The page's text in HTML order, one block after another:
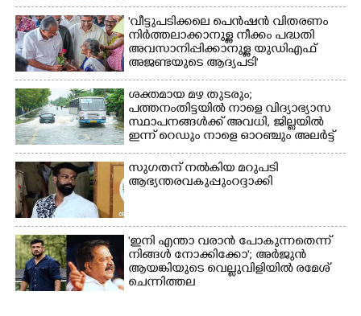
'വീട്ടുപടിക്കലെ പെൻഷൻ വിതരണം
നിർത്തലാക്കാനുള്ള നീക്കം പദ്ധതി
അവസാനിപ്പിക്കാനുള്ള യുഡിഎഫ്
അജണ്ടയുടെ ആദ്യപടി'
ശക്തമായ മഴ തുടരും;
പത്തനംതിട്ടയിൽ നാളെ വിദ്യാഭ്യാസ
സ്ഥാപനങ്ങൾക്ക് അവധി,​ ജില്ലയിൽ
ഇന്ന് റെ‌ഡും നാളെ ഓറഞ്ചും അലർട്ട്
സുഗതന് നൽകിയ മറുപടി
ആഭ്യന്തരവകുപ്പും റദ്ദാക്കി
'ഇനി എന്താ വരാൻ പോകുന്നതെന്ന്
നിങ്ങൾ നോക്കിക്കോ'; അർജുൻ
ആയങ്കിയുടെ വെല്ലുവിളിയിൽ രമേശ്
ചെന്നിത്തല
Copy Link